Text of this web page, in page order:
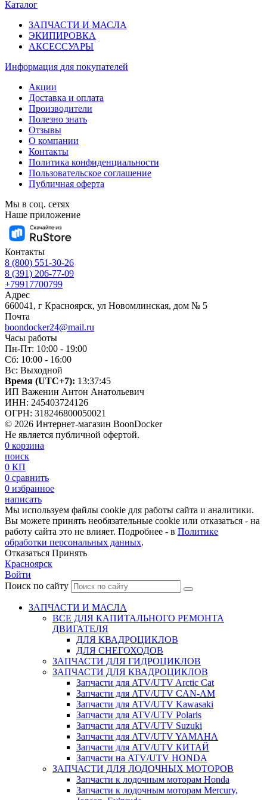
Каталог
ЗАПЧАСТИ И МАСЛА
ЭКИПИРОВКА
АКСЕССУАРЫ
Информация для покупателей
Акции
Доставка и оплата
Производители
Полезно знать
Отзывы
О компании
Контакты
Политика конфиденциальности
Пользовательское соглашение
Публичная оферта
Мы в соц. сетях
Наше приложение
Контакты
8 (800) 551-30-26
8 (391) 206-77-09
+79917700799
Адрес
660041, г Красноярск, ул Новомлинская, дом № 5
Почта
boondocker24@mail.ru
Часы работы
Пн-Пт: 10:00 - 19:00
Сб: 10:00 - 16:00
Вс: Выходной
Время (UTC+7): 13:37:46
ИП Важенин Антон Анатольевич
ИНН: 245403724126
ОГРН: 318246800050021
© 2026 Интернет-магазин BoonDocker
Не является публичной офертой.
0 корзина
поиск
0 КП
0 сравнить
0 избранное
написать
Мы используем файлы cookie для работы сайта и аналитики.
Вы можете принять необязательные cookie или отказаться - на
работу сайта это не влияет. Подробнее - в Политике
обработки персональных данных.
Отказаться Принять
Красноярск
Войти
Поиск по сайту
ЗАПЧАСТИ И МАСЛА
ВСЕ ДЛЯ КАПИТАЛЬНОГО РЕМОНТА
ДВИГАТЕЛЯ
ДЛЯ КВАДРОЦИКЛОВ
ДЛЯ СНЕГОХОДОВ
ЗАПЧАСТИ ДЛЯ ГИДРОЦИКЛОВ
ЗАПЧАСТИ ДЛЯ КВАДРОЦИКЛОВ
Запчасти для ATV/UTV Arctic Cat
Запчасти для ATV/UTV CAN-AM
Запчасти для ATV/UTV Kawasaki
Запчасти для ATV/UTV Polaris
Запчасти для ATV/UTV Suzuki
Запчасти для ATV/UTV YAMAHA
Запчасти для ATV/UTV КИТАЙ
Запчасти на ATV/UTV HONDA
ЗАПЧАСТИ ДЛЯ ЛОДОЧНЫХ МОТОРОВ
Запчасти к лодочным моторам Honda
Запчасти к лодочным моторам Mercury,